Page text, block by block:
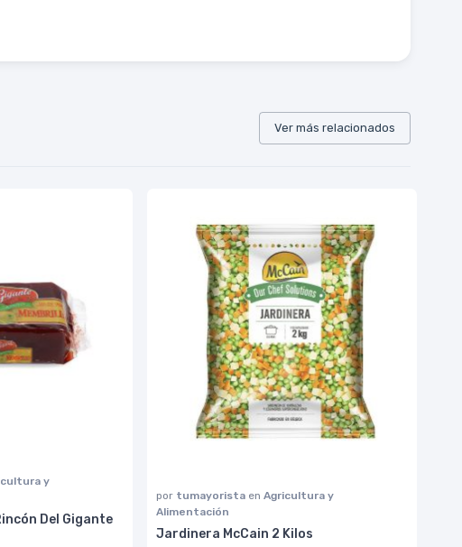
Ver más relacionados
y
Del Gigante
por tumayorista en Agricultura y
Alimentación
Jardinera McCain 2 Kilos